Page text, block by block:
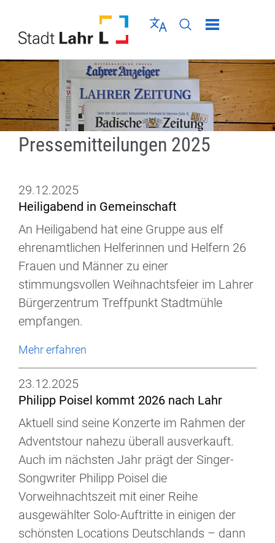
Sprache wählen
Seiten-Suche
Menü schließen
Pressemitteilungen 2025
29.12.2025
Heiligabend in Gemeinschaft
An Heiligabend hat eine Gruppe aus elf
ehrenamtlichen Helferinnen und Helfern 26
Frauen und Männer zu einer
stimmungsvollen Weihnachtsfeier im Lahrer
Bürgerzentrum Treffpunkt Stadtmühle
empfangen.
Mehr erfahren
23.12.2025
Philipp Poisel kommt 2026 nach Lahr
Aktuell sind seine Konzerte im Rahmen der
Adventstour nahezu überall ausverkauft.
Auch im nächsten Jahr prägt der Singer-
Songwriter Philipp Poisel die
Vorweihnachtszeit mit einer Reihe
ausgewählter Solo-Auftritte in einigen der
schönsten Locations Deutschlands – dann